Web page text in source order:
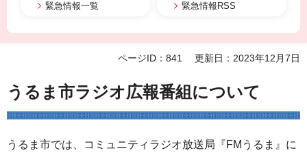
緊急情報一覧 緊急情報RSS
ページID：841 更新日：2023年12月7日
うるま市ラジオ広報番組について
うるま市では、コミュニティラジオ放送局『FMうるま』に